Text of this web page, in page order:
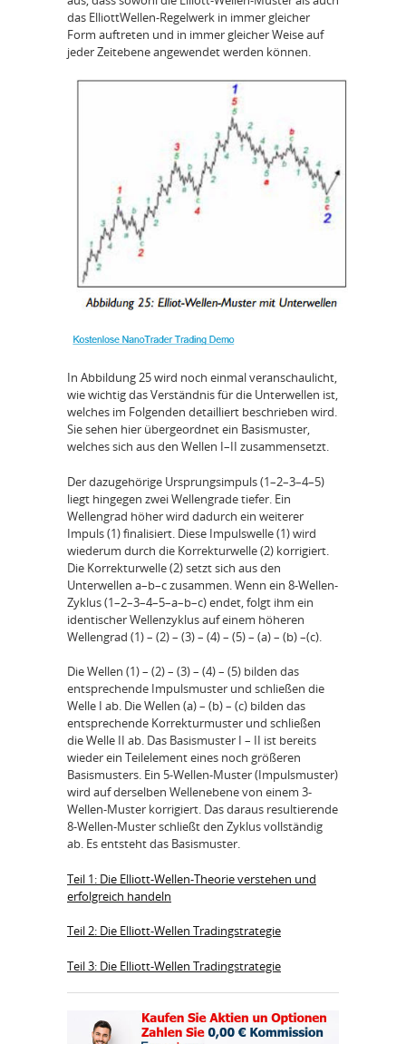
das ElliottWellen-Regelwerk in immer gleicher
Form auftreten und in immer gleicher Weise auf
jeder Zeitebene angewendet werden können.
In Abbildung 25 wird noch einmal veranschaulicht,
wie wichtig das Verständnis für die Unterwellen ist,
welches im Folgenden detailliert beschrieben wird.
Sie sehen hier übergeordnet ein Basismuster,
welches sich aus den Wellen I–II zusammensetzt.
Der dazugehörige Ursprungsimpuls (1–2–3–4–5)
liegt hingegen zwei Wellengrade tiefer. Ein
Wellengrad höher wird dadurch ein weiterer
Impuls (1) finalisiert. Diese Impulswelle (1) wird
wiederum durch die Korrekturwelle (2) korrigiert.
Die Korrekturwelle (2) setzt sich aus den
Unterwellen a–b–c zusammen. Wenn ein 8-Wellen-
Zyklus (1–2–3–4–5–a–b–c) endet, folgt ihm ein
identischer Wellenzyklus auf einem höheren
Wellengrad (1) – (2) – (3) – (4) – (5) – (a) – (b) –(c).
Die Wellen (1) – (2) – (3) – (4) – (5) bilden das
entsprechende Impulsmuster und schließen die
Welle I ab. Die Wellen (a) – (b) – (c) bilden das
entsprechende Korrekturmuster und schließen
die Welle II ab. Das Basismuster I – II ist bereits
wieder ein Teilelement eines noch größeren
Basismusters. Ein 5-Wellen-Muster (Impulsmuster)
wird auf derselben Wellenebene von einem 3-
Wellen-Muster korrigiert. Das daraus resultierende
8-Wellen-Muster schließt den Zyklus vollständig
ab. Es entsteht das Basismuster.
Teil 1: Die Elliott-Wellen-Theorie verstehen und
erfolgreich handeln
Teil 2: Die Elliott-Wellen Tradingstrategie
Teil 3: Die Elliott-Wellen Tradingstrategie